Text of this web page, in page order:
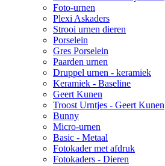
Foto-urnen
Plexi Askaders
Strooi urnen dieren
Porselein
Gres Porselein
Paarden urnen
Druppel urnen - keramiek
Keramiek - Baseline
Geert Kunen
Troost Urntjes - Geert Kunen
Bunny
Micro-urnen
Basic - Metaal
Fotokader met afdruk
Fotokaders - Dieren